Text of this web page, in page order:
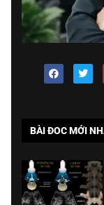
BÀI ĐOC MỚI